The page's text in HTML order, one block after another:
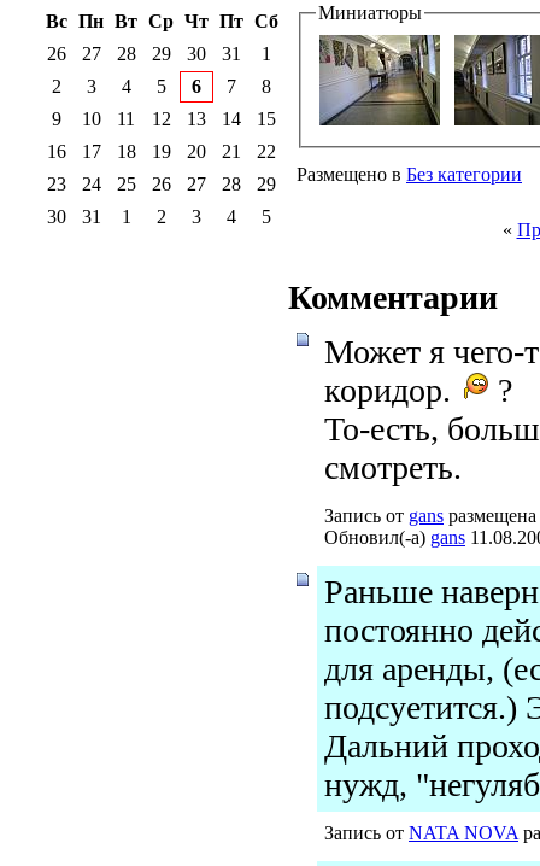
Миниатюры
Размещено в Без категории
«
Комментарии
Может я чего-
коридор.
?
То-есть,
смотреть.
Запись от gans
Обновил(-а) gans
Раньше
постоянно
для аренды,
подсуетится.)
Дальний
нужд,
Запись от NATA NOVA
Вс Пн Вт Ср Чт Пт Сб
26
27 28 29 30 31
1
2
3 4 5 6 7
8
9
10 11 12 13 14
15
16
17 18 19 20 21
22
23
24 25 26 27 28
29
30
31 1 2 3 4 5